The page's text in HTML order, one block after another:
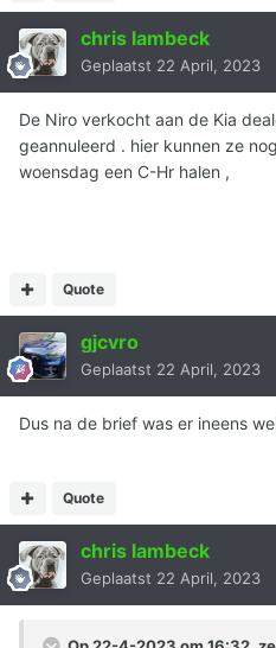
chris lambeck
Geplaatst 22 April, 2023
De Niro verkocht aan de Kia
geannuleerd . hier kunnen ze
woensdag een C-Hr halen ,
Quote
gjcvro
Geplaatst 22 April, 2023
Dus na de brief was er ineens
Quote
chris lambeck
Geplaatst 22 April, 2023